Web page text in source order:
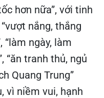
hơn nữa”, với tinh
nắng, thắng
ngày, làm
“ăn tranh thủ, ngủ
Quang Trung”
vì niềm vui, hạnh